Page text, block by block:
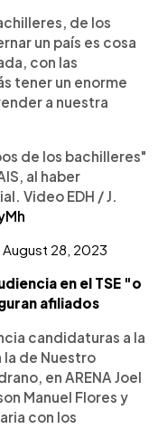
de los
un país es cosa
con las
tener un enorme
a nuestra
de los bachilleres"
al haber
Video EDH / J.
August 28, 2023
en el TSE "o
afiliados
candidaturas a la
la de Nuestro
en ARENA Joel
Manuel Flores y
con los